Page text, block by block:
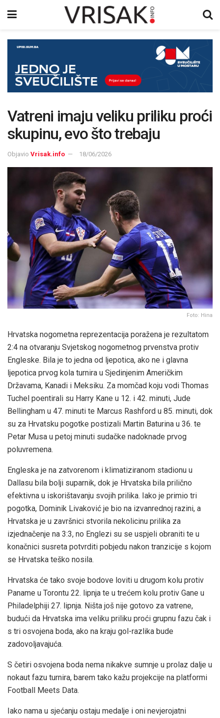
Vatreni imaju veliku priliku proći
skupinu, evo što trebaju
Objavio Vrisak.info 18/06/2026
Foto: Hina
Hrvatska nogometna reprezentacija poražena je rezultatom
2:4 na otvaranju Svjetskog nogometnog prvenstva protiv
Engleske. Bila je to jedna od ljepotica, ako ne i glavna
ljepotica prvog kola turnira u Sjedinjenim Američkim
Državama, Kanadi i Meksiku. Za momčad koju vodi Thomas
Tuchel poentirali su Harry Kane u 12. i 42. minuti, Jude
Bellingham u 47. minuti te Marcus Rashford u 85. minuti, dok
su za Hrvatsku pogotke postizali Martin Baturina u 36. te
Petar Musa u petoj minuti sudačke nadoknade prvog
poluvremena.
Engleska je na zatvorenom i klimatiziranom stadionu u
Dallasu bila bolji suparnik, dok je Hrvatska bila prilično
efektivna u iskorištavanju svojih prilika. Iako je primio tri
pogotka, Dominik Livaković je bio na izvanrednoj razini, a
Hrvatska je u završnici stvorila nekolicinu prilika za
izjednačenje na 3:3, no Englezi su se uspjeli obraniti te u
konačnici susreta potvrditi pobjedu nakon tranzicije s kojom
se Hrvatska teško nosila.
Hrvatska će tako svoje bodove loviti u drugom kolu protiv
Paname u Torontu 22. lipnja te u trećem kolu protiv Gane u
Philadelphiji 27. lipnja. Ništa još nije gotovo za vatrene,
budući da Hrvatska ima veliku priliku proći grupnu fazu čak i
s tri osvojena boda, ako na kraju gol-razlika bude
zadovoljavajuća.
S četiri osvojena boda nema nikakve sumnje u prolaz dalje u
nokaut fazu turnira, barem tako kažu projekcije na platformi
Football Meets Data.
Iako nama u sjećanju ostaju medalje i oni nevjerojatni